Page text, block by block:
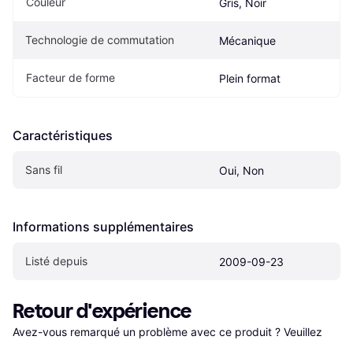
Gris, Noir
Technologie de commutation Mécanique
Facteur de forme Plein format
Caractéristiques
Sans fil Oui, Non
Informations supplémentaires
Listé depuis 2009-09-23
Retour d'expérience
Avez-vous remarqué un problème avec ce produit ? Veuillez